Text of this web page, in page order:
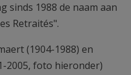
sinds 1988 de naam aan
Retraités".
(1904-1988) en
2005, foto hieronder)